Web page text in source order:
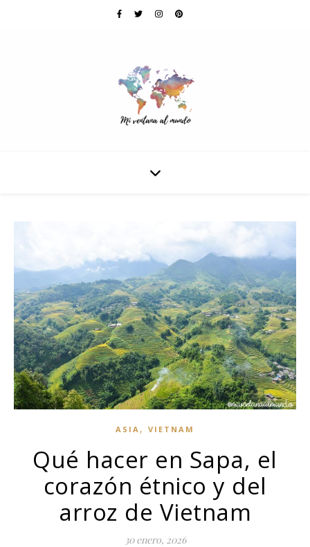
ASIA , VIETNAM
Qué hacer en Sapa, el
corazón étnico y del
arroz de Vietnam
30 enero, 2026